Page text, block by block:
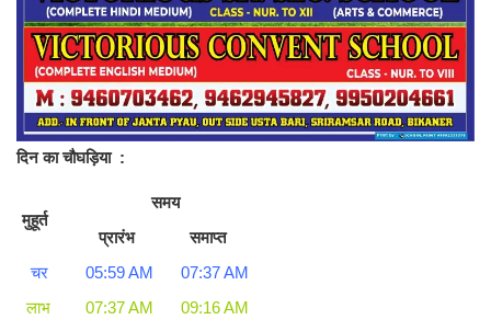
दिन का चौघड़िया :
मुहूर्त
समय
प्रारंभ
समाप्त
चर
05:59 AM
07:37 AM
लाभ
07:37 AM
09:16 AM